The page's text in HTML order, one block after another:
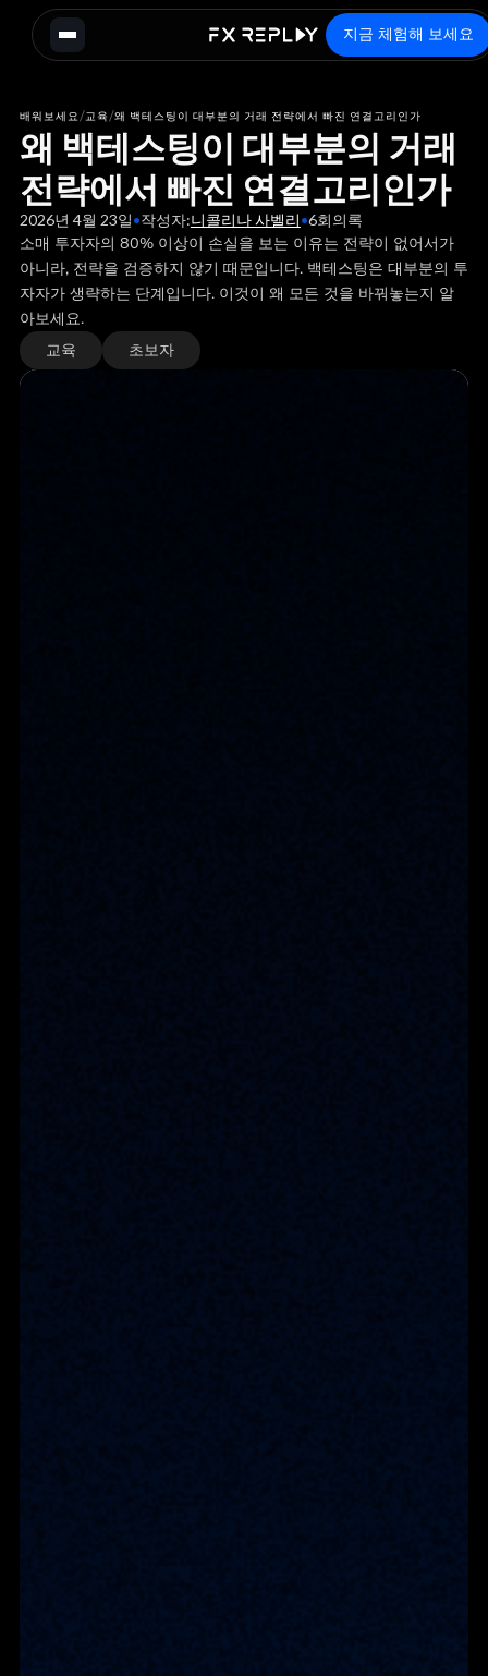
지금 체험해 보세요
배워보세요/교육/왜 백테스팅이 대부분의 거래 전략에서 빠진 연결고리인가
왜 백테스팅이 대부분의 거래
전략에서 빠진 연결고리인가
2026년 4월 23일•작성자:니콜리나 사벨리•6회의록
소매 투자자의 80% 이상이 손실을 보는 이유는 전략이 없어서가
아니라, 전략을 검증하지 않기 때문입니다. 백테스팅은 대부분의 투
자자가 생략하는 단계입니다. 이것이 왜 모든 것을 바꿔놓는지 알
아보세요.
교육 초보자